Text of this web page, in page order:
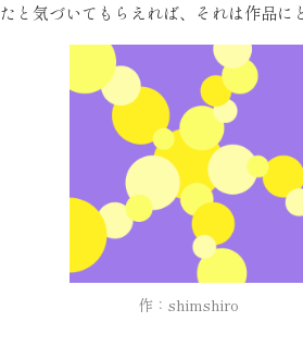
たと気づいてもらえれば、それは作品に
作：shimshiro